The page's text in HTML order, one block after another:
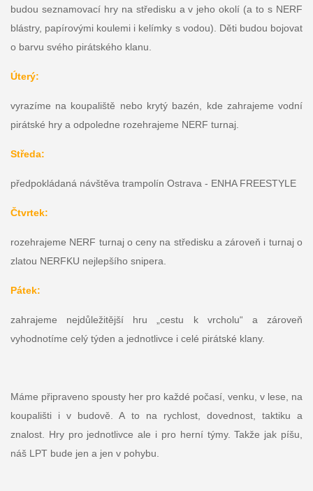
budou seznamovací hry na středisku a v jeho okolí (a to s NERF
blástry, papírovými koulemi i kelímky s vodou). Děti budou bojovat
o barvu svého pirátského klanu.
Úterý:
vyrazíme na koupaliště nebo krytý bazén, kde zahrajeme vodní
pirátské hry a odpoledne rozehrajeme NERF turnaj.
Středa:
předpokládaná návštěva trampolín Ostrava - ENHA FREESTYLE
Čtvrtek:
rozehrajeme NERF turnaj o ceny na středisku a zároveň i turnaj o
zlatou NERFKU nejlepšího snipera.
Pátek:
zahrajeme nejdůležitější hru „cestu k vrcholu“ a zároveň
vyhodnotíme celý týden a jednotlivce i celé pirátské klany.
Máme připraveno spousty her pro každé počasí, venku, v lese, na
koupališti i v budově. A to na rychlost, dovednost, taktiku a
znalost. Hry pro jednotlivce ale i pro herní týmy. Takže jak píšu,
náš LPT bude jen a jen v pohybu.